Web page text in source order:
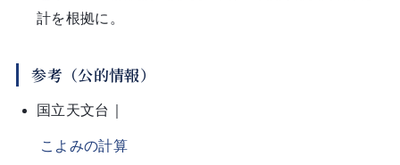
計を根拠に。
参考（公的情報）
国立天文台｜
こよみの計算